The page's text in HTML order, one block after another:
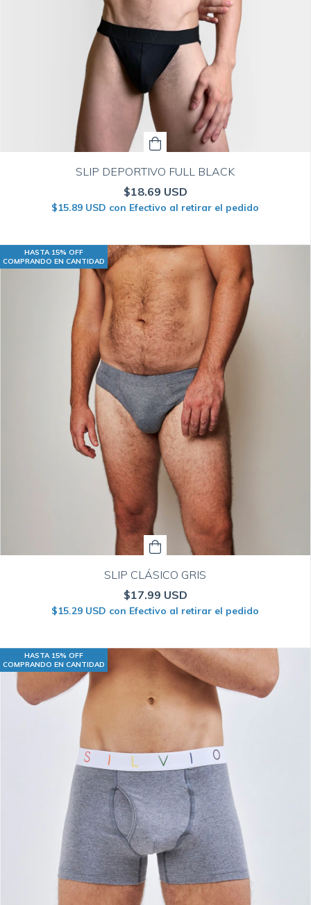
SLIP DEPORTIVO FULL BLACK
$18.69 USD
$15.89 USD con Efectivo al retirar el pedido
HASTA 15% OFF
COMPRANDO EN CANTIDAD
SLIP CLÁSICO GRIS
$17.99 USD
$15.29 USD con Efectivo al retirar el pedido
HASTA 15% OFF
COMPRANDO EN CANTIDAD